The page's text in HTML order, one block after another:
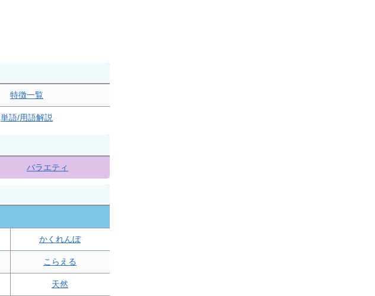
特徴一覧
単語/用語解説
バラエティ
かくれんぼ
こらえる
天然